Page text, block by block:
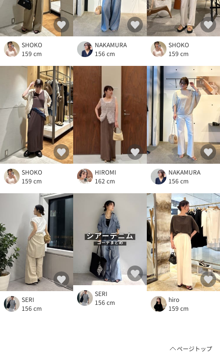
SHOKO
159 cm
NAKAMURA
156 cm
SHOKO
159 cm
SHOKO
159 cm
HIROMI
162 cm
NAKAMURA
156 cm
SERI
156 cm
SERI
156 cm
hiro
159 cm
ページトップ